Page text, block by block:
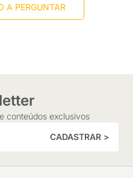
A PERGUNTAR
conteúdos exclusivos
CADASTRAR >